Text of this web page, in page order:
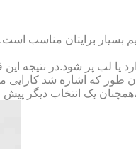
برایتان مناسب
لب پر شود.در نتیجه
طور که اشاره شد
یک انتخاب دیگر